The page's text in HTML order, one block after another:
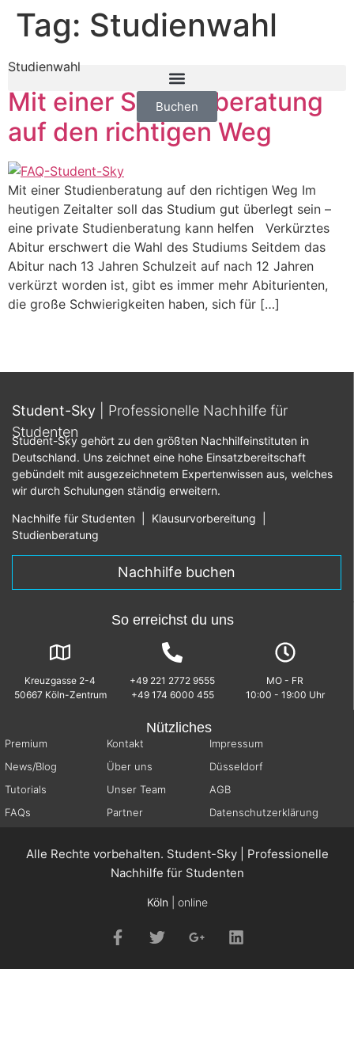
Buchen
Tag: Studienwahl
Studienwahl
Mit einer Studienberatung
auf den richtigen Weg
Mit einer Studienberatung auf den richtigen Weg Im
heutigen Zeitalter soll das Studium gut überlegt sein –
eine private Studienberatung kann helfen Verkürztes
Abitur erschwert die Wahl des Studiums Seitdem das
Abitur nach 13 Jahren Schulzeit auf nach 12 Jahren
verkürzt worden ist, gibt es immer mehr Abiturienten,
die große Schwierigkeiten haben, sich für […]
Student-Sky
| Professionelle Nachhilfe für
Studenten
Student-Sky gehört zu den größten Nachhilfeinstituten in
Deutschland. Uns zeichnet eine hohe Einsatzbereitschaft
gebündelt mit ausgezeichnetem Expertenwissen aus, welches
wir durch Schulungen ständig erweitern.
Nachhilfe für Studenten Klausurvorbereitung
Studienberatung
Nachhilfe buchen
So erreichst du uns
Kreuzgasse 2-4
50667 Köln-Zentrum
+49 221 2772 9555
+49 174 6000 455
MO - FR
10:00 - 19:00 Uhr
Nützliches
Premium
News/Blog
Tutorials
FAQs
Kontakt
Über uns
Unser Team
Partner
Impressum
Düsseldorf
AGB
Datenschutzerklärung
Alle Rechte vorbehalten. Student-Sky | Professionelle
Nachhilfe für Studenten
Köln | online